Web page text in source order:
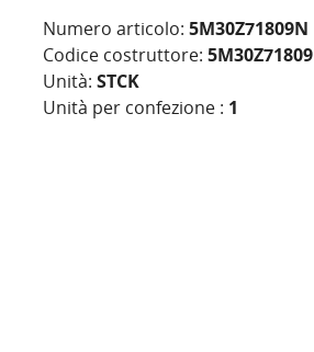
Numero articolo: 5M30Z71809N
Codice costruttore: 5M30Z71809
Unità: STCK
Unità per confezione : 1